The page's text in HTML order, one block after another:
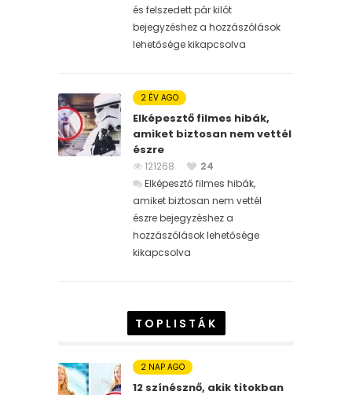
és felszedett pár kilót
bejegyzéshez a hozzászólások
lehetősége kikapcsolva
2 ÉV AGO
Elképesztő filmes hibák,
amiket biztosan nem vettél
észre
121268
24
Elképesztő filmes hibák,
amiket biztosan nem vettél
észre bejegyzéshez a
hozzászólások lehetősége
kikapcsolva
TOPLISTÁK
2 NAP AGO
12 színésznő, akik titokban